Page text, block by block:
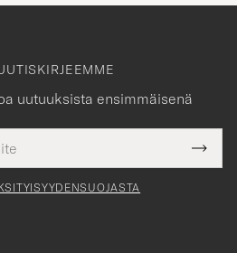
uutuuksista ensimmäisenä